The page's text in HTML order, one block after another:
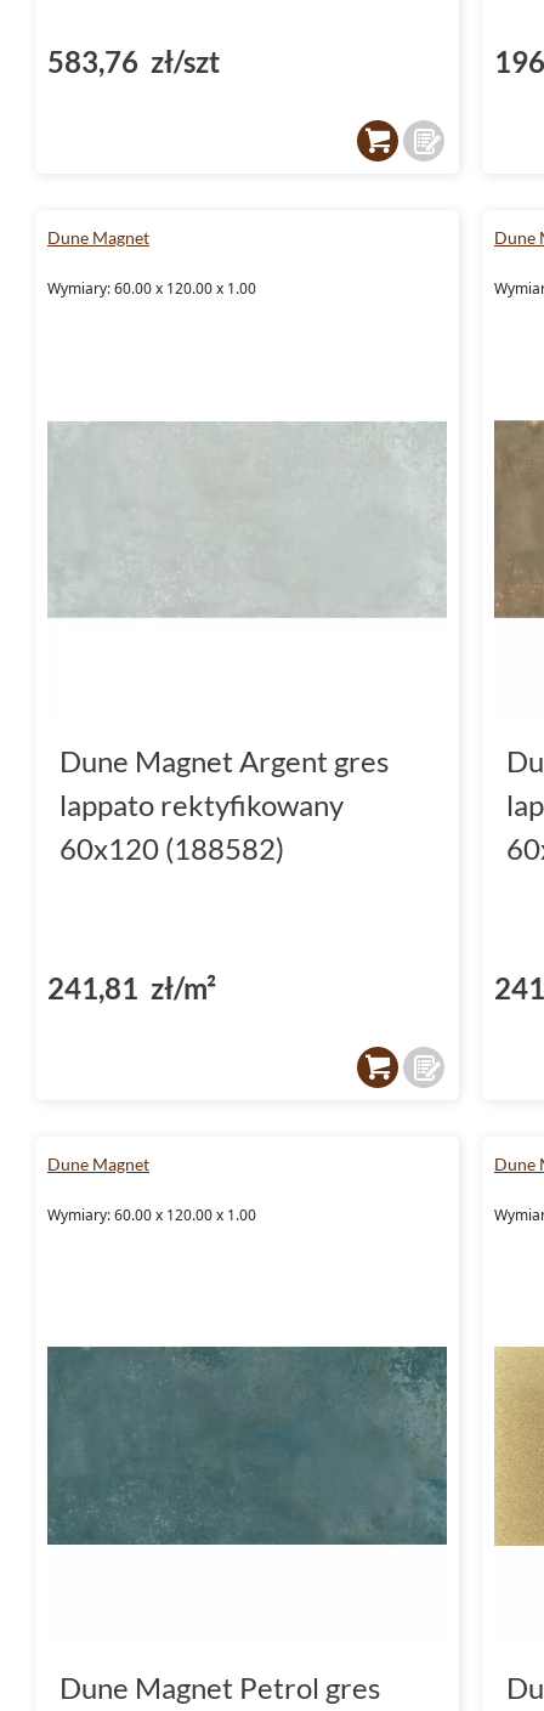
583,76 zł/szt
Dune Magnet
Wymiary: 60.00 x 120.00 x 1.00
Dune Magnet Argent gres
lappato rektyfikowany
60x120 (188582)
241,81 zł/m²
Dune
Dune Magnet
Wymiary: 60.00 x 120.00 x 1.00
Dune Magnet Petrol gres
Dune